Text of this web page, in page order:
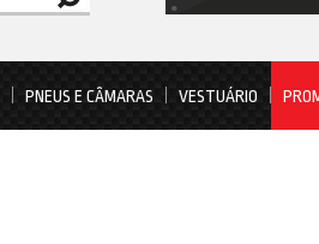
PNEUS E CÂMARAS VESTUÁRIO